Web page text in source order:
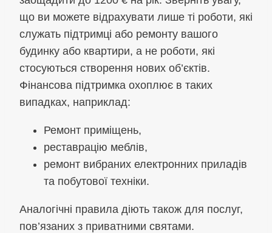
що ви можете відрахувати лише ті роботи, які
служать підтримці або ремонту вашого
будинку або квартири, а не роботи, які
стосуються створення нових об’єктів.
Фінансова підтримка охоплює в таких
випадках, наприклад:
Ремонт приміщень,
реставрацію меблів,
ремонт вибраних електронних приладів
та побутової техніки.
Аналогічні правила діють також для послуг,
пов’язаних з приватними святами.